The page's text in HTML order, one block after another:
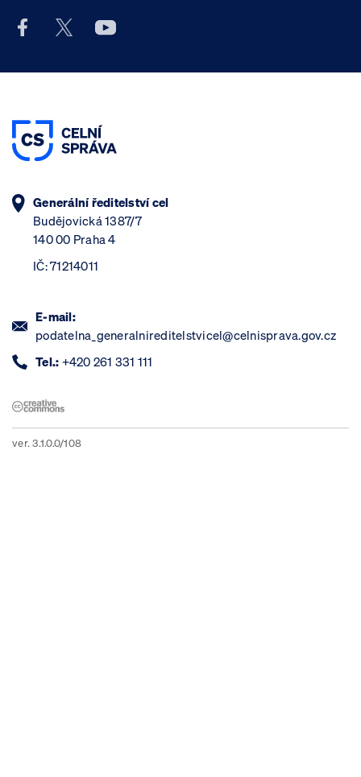
Facebook účet Celní správy ČR
X účet Celní správy ČR
Youtube účet Celní správy ČR
Generální ředitelství cel
Budějovická 1387/7
140 00 Praha 4
IČ: 71214011
E-mail:
podatelna_generalnireditelstvicel@celnisprava.gov.cz
Tel.: +420 261 331 111
ver. 3.1.0.0/108